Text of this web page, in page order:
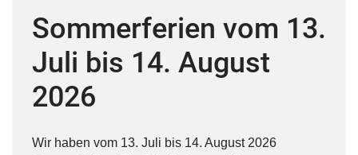
Sommerferien vom 13.
Juli bis 14. August
2026
Wir haben vom 13. Juli bis 14. August 2026